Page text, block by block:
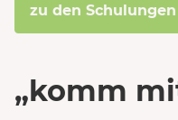
zu den Schulungen
„komm